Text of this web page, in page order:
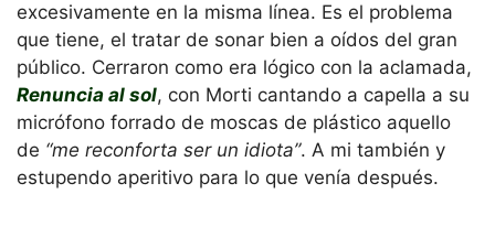
excesivamente en la misma línea. Es el problema
que tiene, el tratar de sonar bien a oídos del gran
público. Cerraron como era lógico con la aclamada,
Renuncia al sol, con Morti cantando a capella a su
micrófono forrado de moscas de plástico aquello
de “me reconforta ser un idiota”. A mi también y
estupendo aperitivo para lo que venía después.